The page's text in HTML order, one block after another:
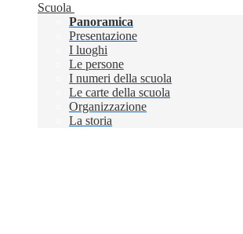
Scuola
Panoramica
Presentazione
I luoghi
Le persone
I numeri della scuola
Le carte della scuola
Organizzazione
La storia